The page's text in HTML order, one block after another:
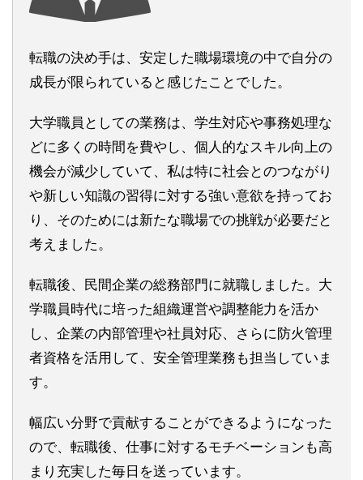
転職の決め手は、安定した職場環境の中で自分の
成長が限られていると感じたことでした。
大学職員としての業務は、学生対応や事務処理な
どに多くの時間を費やし、個人的なスキル向上の
機会が減少していて、私は特に社会とのつながり
や新しい知識の習得に対する強い意欲を持ってお
り、そのためには新たな職場での挑戦が必要だと
考えました。
転職後、民間企業の総務部門に就職しました。大
学職員時代に培った組織運営や調整能力を活か
し、企業の内部管理や社員対応、さらに防火管理
者資格を活用して、安全管理業務も担当していま
す。
幅広い分野で貢献することができるようになった
ので、転職後、仕事に対するモチベーションも高
まり充実した毎日を送っています。